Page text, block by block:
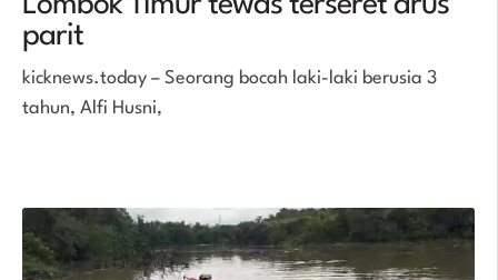
parit
kicknews.today – Seorang bocah laki-laki berusia 3
tahun, Alfi Husni,